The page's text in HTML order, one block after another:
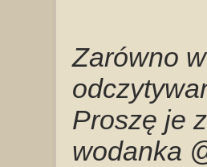
Zarówno
Proszę je
wodanka